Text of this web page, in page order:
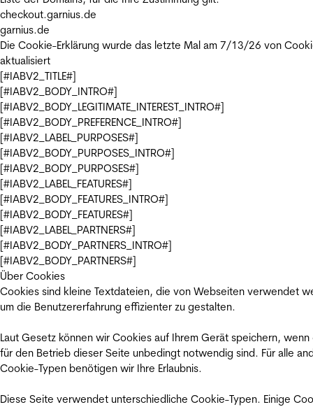
checkout.garnius.de
garnius.de
Die Cookie-Erklärung wurde das letzte Mal am 7/13/26 von
aktualisiert
[#IABV2_TITLE#]
[#IABV2_BODY_INTRO#]
[#IABV2_BODY_LEGITIMATE_INTEREST_INTRO#]
[#IABV2_BODY_PREFERENCE_INTRO#]
[#IABV2_LABEL_PURPOSES#]
[#IABV2_BODY_PURPOSES_INTRO#]
[#IABV2_BODY_PURPOSES#]
[#IABV2_LABEL_FEATURES#]
[#IABV2_BODY_FEATURES_INTRO#]
[#IABV2_BODY_FEATURES#]
[#IABV2_LABEL_PARTNERS#]
[#IABV2_BODY_PARTNERS_INTRO#]
[#IABV2_BODY_PARTNERS#]
Über Cookies
Cookies sind kleine Textdateien, die von Webseiten verwendet
um die Benutzererfahrung effizienter zu gestalten.
Laut Gesetz können wir Cookies auf Ihrem Gerät speichern, wenn
für den Betrieb dieser Seite unbedingt notwendig sind. Für alle
Cookie-Typen benötigen wir Ihre Erlaubnis.
Diese Seite verwendet unterschiedliche Cookie-Typen. Einige